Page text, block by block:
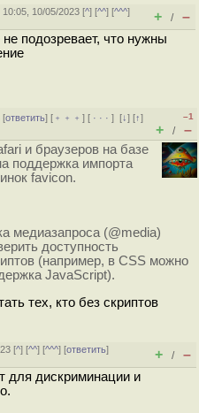
10:05, 10/05/2023 [^] [^^] [^^^]
+ / –
подозревает, что нужны
[ответить] [ ﹢﹢﹢] [ · · ·][↓] [↑]
–1
+ / –
и браузеров на базе
поддержка импорта
favicon.
медиазапроса (@media)
доступность
(например, в CSS можно
JavaScript).
тех, кто без скриптов
[^] [^^] [^^^] [ответить]
+ / –
для дискриминации и